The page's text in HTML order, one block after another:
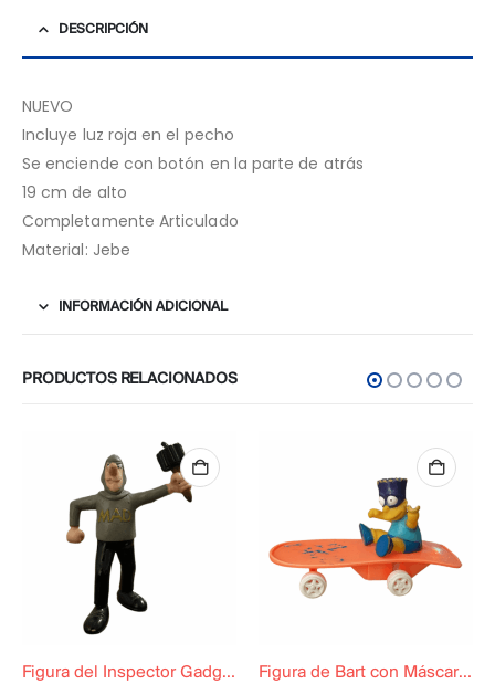
DESCRIPCIÓN
NUEVO
Incluye luz roja en el pecho
Se enciende con botón en la parte de atrás
19 cm de alto
Completamente Articulado
Material: Jebe
INFORMACIÓN ADICIONAL
PRODUCTOS RELACIONADOS
Figura del Inspector Gadget Figura de Bart con Máscara en Patineta